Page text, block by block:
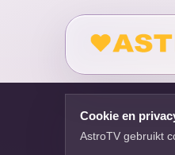
Cookie en
AstroTV gebruikt